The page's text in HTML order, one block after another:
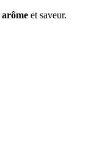
arôme et saveur.